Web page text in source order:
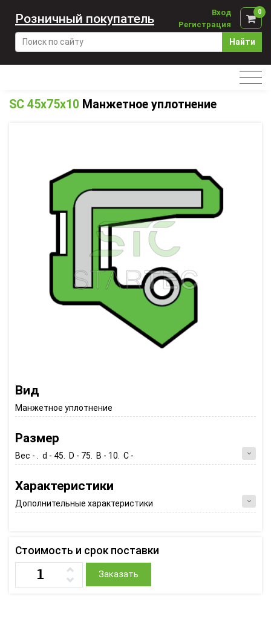
Найти
Вход
Регистрация
0
Розничный покупатель
SC 45x75x10 Манжетное уплотнение
Вид
Манжетное уплотнение
Размер
Вес - . d - 45. D - 75. B - 10. C -
Характеристики
Дополнительные характеристики
Стоимость и срок поставки
Заказать